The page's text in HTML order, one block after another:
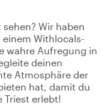
Wir haben
Withlocals-
wahre Aufregung in
deinen
Atmosphäre der
hat, damit du
Triest erlebt!